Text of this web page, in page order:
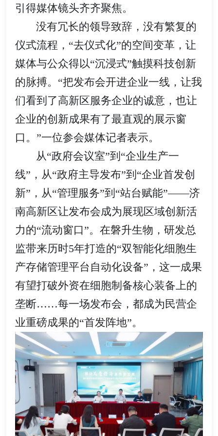
引得媒体镜头齐齐聚焦。
没有冗长的领导致辞，没有繁复的
仪式流程，“去仪式化”的空间变革，让
媒体与公众得以“沉浸式”触摸科技创新
的脉搏。“把发布会开进企业一线，让我
们看到了高新区服务企业的诚意，也让
企业的创新成果有了最直观的展示窗
口。”一位参会媒体记者表示。
从“政府会议室”到“企业生产一
线”，从“政府主导发布”到“企业首发创
新”，从“管理服务”到“站台赋能”——济
南高新区让发布会成为展现区域创新活
力的“流动窗口”。在磐升生物，研发总
监带来历时5年打造的“双智能化细胞生
产存储管理平台自动化设备”，这一成果
有望打破外资在细胞制备核心装备上的
垄断……每一场发布会，都成为民营企
业重磅成果的“首发阵地”。